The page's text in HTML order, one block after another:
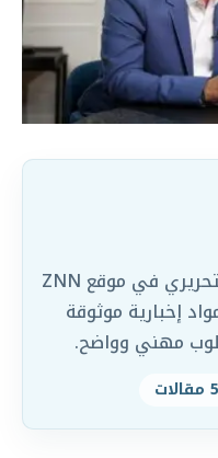
يعمل ضمن الفريق التحريري في موقع ZNN
إخبارية موثوقة
مهني وواضح.